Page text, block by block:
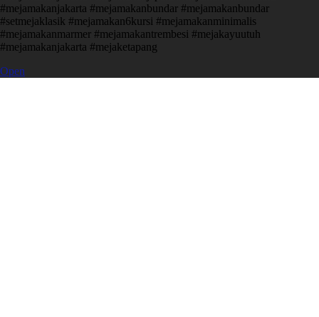
#mejamakanjakarta #mejamakanbundar #mejamakanbundar
#setmejaklasik #mejamakan6kursi #mejamakanminimalis
#mejamakanmarmer #mejamakantrembesi #mejakayuutuh
#mejamakanjakarta #mejaketapang
Open